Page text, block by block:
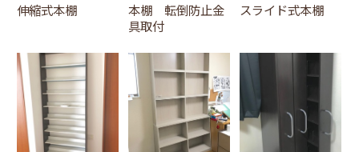
伸縮式本棚
本棚 転倒防止金
具取付
スライド式本棚